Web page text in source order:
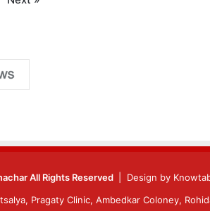
All Rights Reserved | Design by
Pragaty Clinic, Ambedkar Coloney,